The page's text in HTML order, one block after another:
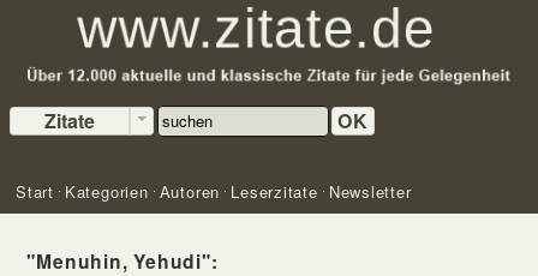
Zitate OK
Start Kategorien Autoren Leserzitate Newsletter
"Menuhin, Yehudi":